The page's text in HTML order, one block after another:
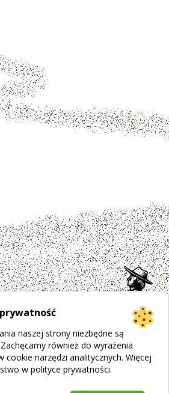
naszej strony niezbędne są
również do wyrażenia
cookie narzędzi analitycznych. Więcej
w polityce prywatności.
Płachecka